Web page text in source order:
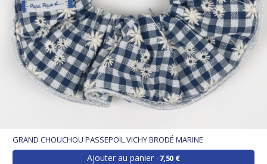
GRAND CHOUCHOU PASSEPOIL VICHY BRODÉ MARINE
Ajouter au panier 7,50 €